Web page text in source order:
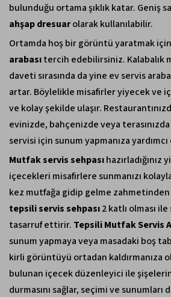
bulunduğu ortama şıklık katar. Geniş
ahşapdresuarolarak kullanılabilir.
Ortamda hoş bir görüntü yaratmak için
arabasıtercih edebilirsiniz. Kalabalık
daveti sırasında da yine ev servis
artar. Böylelikle misafirler yiyecek ve
ve kolay şekilde ulaşır.
evinizde, bahçenizde veya
servisi için sunum yapmanıza yardımcı
Mutfak servis sehpası
içecekleri misafirlere sunmanızı
kez mutfağa gidip gelme
tepsili servis sehpası2 katlı olması
tasarruf ettirir. Tepsili Mutfak Servis
sunum yapmaya veya masadaki boş
kirli görüntüyü ortadan kaldırmanıza
bulunan içecek düzenleyici ile
durmasını sağlar, seçimi ve sunumları